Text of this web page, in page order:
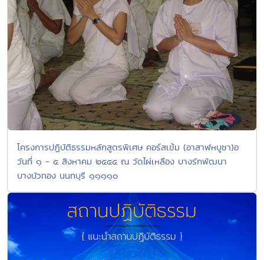
โครงการปฏิบัติธรรมหลักสูตรพิเศษ คอร์สเข้ม (อาสาฬหบูชา)อ
วันที่ ๑ - ๕ สิงหาคม ๒๕๕๕ ณ วัดไผ่เหลือง บางรักพัฒนา
บางบัวทอง นนทบุรี ๑๑๑๑๐